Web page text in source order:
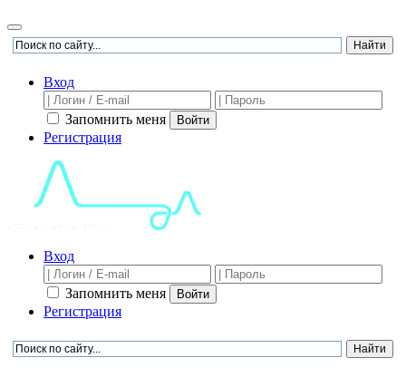
Вход
Запомнить меня Войти
Регистрация
Вход
Запомнить меня Войти
Регистрация